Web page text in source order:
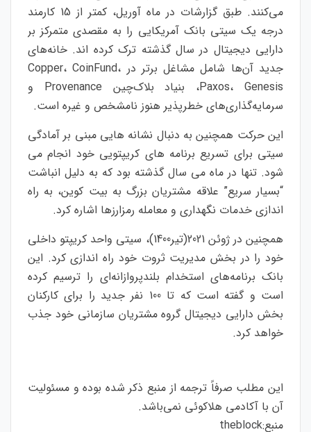
می‌کنند. طبق گزارشات در ماه آوریل، کمتر از 15 کارمند
درجه یک سیتی بانک آمریکایی را به مقصدی متمرکز بر
دارایی دیجیتال در سال گذشته ترک کرده اند. خانه‌های
جدید آن‌ها شامل مشاغل برتر در Copper، CoinFund،
Paxos، Genesis، بنیاد بلاک‌چین Provenance و
سرمایه‌گذاری‌های خطرپذیر هنوز نامشخص و غیره است.
این حرکت همچنین به دنبال نشانه هایی مبنی بر آمادگی
سیتی برای تسریع برنامه های کریپتویی خود انجام می
شود. تنها در ماه می سال گذشته بود که به دلیل انباشت
“بسیار سریع” علاقه مشتریان بزرگ به بیت کوین، به راه
اندازی خدمات نگهداری و معامله رمزارزها اشاره کرد.
همچنین در ژوئن 2021(تیر1400)، سیتی واحد کریپتو داخلی
خود را در بخش مدیریت ثروت خود راه اندازی کرد. این
بانک برنامه‌های استخدام بلندپروازانه‌ای را ترسیم کرده
است و گفته است که تا 100 نفر جدید را برای کارکنان
بخش دارایی دیجیتال گروه مشتریان سازمانی خود جذب
خواهد کرد.
این مطلب صرفاً ترجمه از منبع ذکر شده بوده و مسئولیت
آن با آکادمی هلاکوئی نمی‌باشد.
منبع:theblock